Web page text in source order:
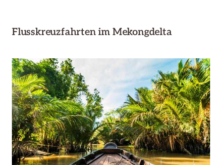
Flusskreuzfahrten im Mekongdelta